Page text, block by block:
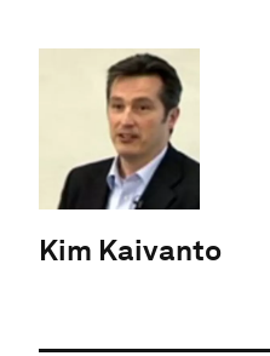
Kim Kaivanto